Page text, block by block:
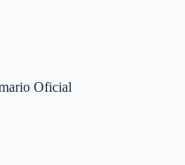
Oficial